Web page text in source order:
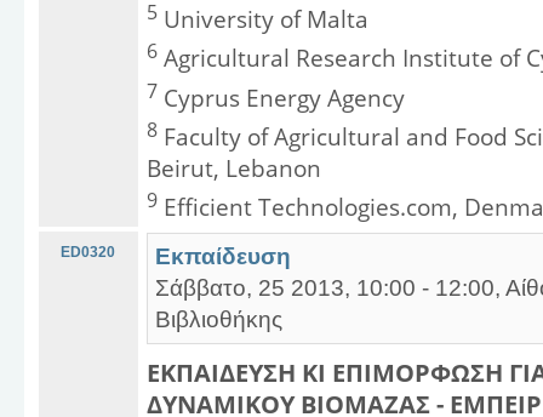
5 University of Malta
6 Agricultural Research Institute of
7 Cyprus Energy Agency
8 Faculty of Agricultural and Food
Beirut, Lebanon
9 Efficient Technologies.com,
ED0320
Εκπαίδευση
Σάββατο, 25 2013, 10:00 - 12:00,
Βιβλιοθήκης
ΕΚΠΑΙΔΕΥΣΗ ΚΙ ΕΠΙΜΟΡΦΩΣΗ
ΔΥΝΑΜΙΚΟΥ ΒΙΟΜΑΖΑΣ -